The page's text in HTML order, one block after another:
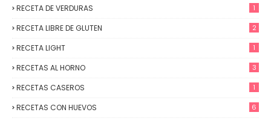
RECETA DE VERDURAS 1
RECETA LIBRE DE GLUTEN 2
RECETA LIGHT 1
RECETAS AL HORNO 3
RECETAS CASEROS 1
RECETAS CON HUEVOS 6